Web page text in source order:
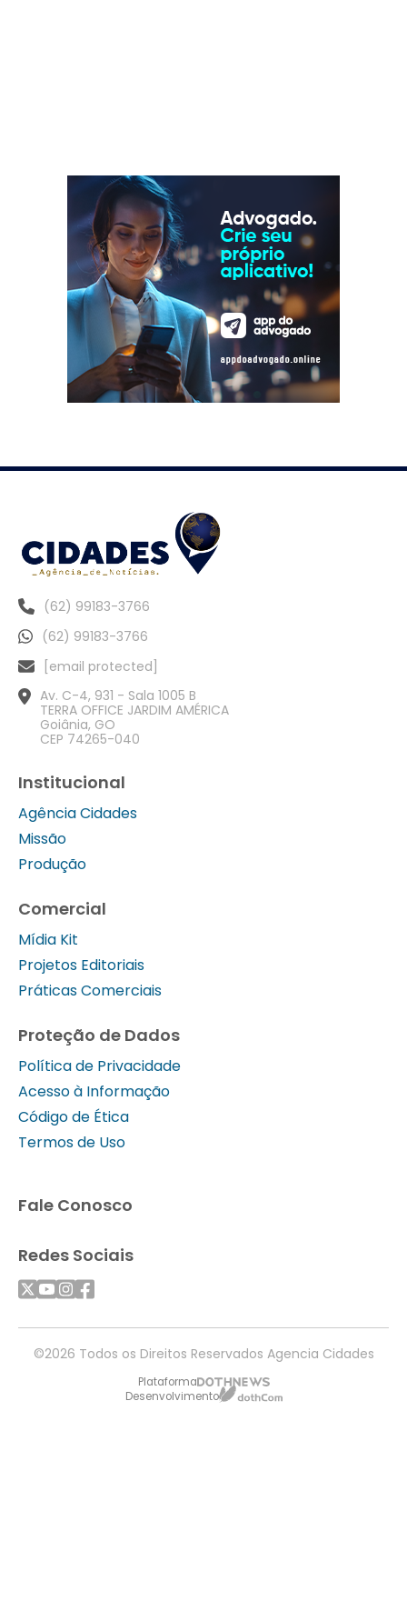
(62) 99183-3766
(62) 99183-3766
[email protected]
Av. C-4, 931 - Sala 1005 B
TERRA OFFICE JARDIM AMÉRICA
Goiânia, GO
CEP 74265-040
Institucional
Agência Cidades
Missão
Produção
Comercial
Mídia Kit
Projetos Editoriais
Práticas Comerciais
Proteção de Dados
Política de Privacidade
Acesso à Informação
Código de Ética
Termos de Uso
Fale Conosco
Redes Sociais
©2026 Todos os Direitos Reservados Agencia Cidades
Plataforma
Desenvolvimento